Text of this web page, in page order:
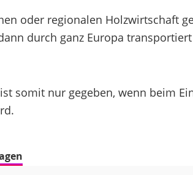
oder regionalen Holzwirtschaft
durch ganz Europa
somit nur gegeben, wenn beim